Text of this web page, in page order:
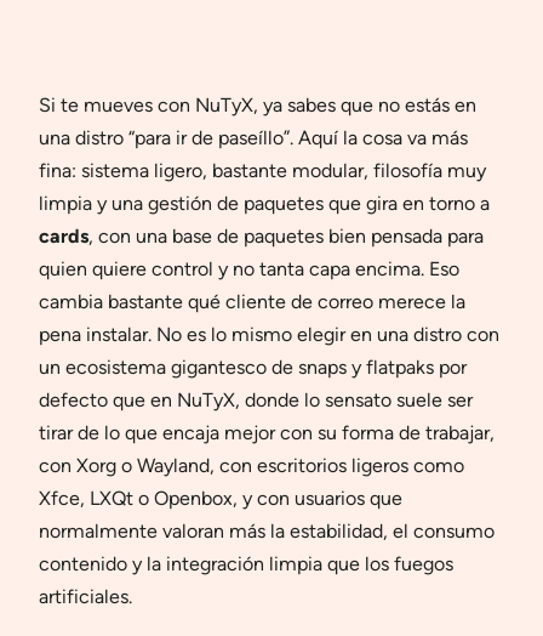
Si te mueves con NuTyX, ya sabes que no estás en
una distro “para ir de paseíllo”. Aquí la cosa va más
fina: sistema ligero, bastante modular, filosofía muy
limpia y una gestión de paquetes que gira en torno a
cards, con una base de paquetes bien pensada para
quien quiere control y no tanta capa encima. Eso
cambia bastante qué cliente de correo merece la
pena instalar. No es lo mismo elegir en una distro con
un ecosistema gigantesco de snaps y flatpaks por
defecto que en NuTyX, donde lo sensato suele ser
tirar de lo que encaja mejor con su forma de trabajar,
con Xorg o Wayland, con escritorios ligeros como
Xfce, LXQt o Openbox, y con usuarios que
normalmente valoran más la estabilidad, el consumo
contenido y la integración limpia que los fuegos
artificiales.